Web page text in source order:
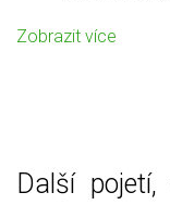
Zobrazit více
Další